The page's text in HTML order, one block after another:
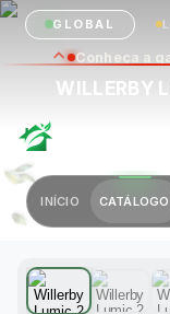
GLOBAL
INÍCIO CATÁLOGO
WILLERBY
Conheça a